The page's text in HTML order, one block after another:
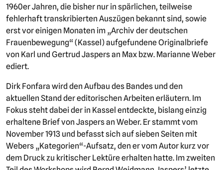
1960er Jahren, die bisher nur in spärlichen, teilweise
fehlerhaft transkribierten Auszügen bekannt sind, sowie
erst vor einigen Monaten im „Archiv der deutschen
Frauenbewegung“ (Kassel) aufgefundene Originalbriefe
von Karl und Gertrud Jaspers an Max bzw. Marianne Weber
ediert.
Dirk Fonfara wird den Aufbau des Bandes und den
aktuellen Stand der editorischen Arbeiten erläutern. Im
Fokus steht dabei der in Kassel entdeckte, bislang einzig
erhaltene Brief von Jaspers an Weber. Er stammt vom
November 1913 und befasst sich auf sieben Seiten mit
Webers „Kategorien“-Aufsatz, den er vom Autor kurz vor
dem Druck zu kritischer Lektüre erhalten hatte. Im zweiten